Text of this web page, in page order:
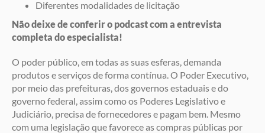
Diferentes modalidades de licitação
Não deixe de conferir o podcast com a entrevista
completa do especialista!
O poder público, em todas as suas esferas, demanda
produtos e serviços de forma contínua. O Poder Executivo,
por meio das prefeituras, dos governos estaduais e do
governo federal, assim como os Poderes Legislativo e
Judiciário, precisa de fornecedores e pagam bem. Mesmo
com uma legislação que favorece as compras públicas por